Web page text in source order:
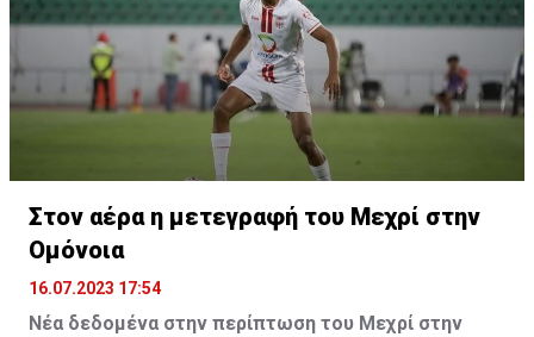
Στον αέρα η μετεγραφή του Μεχρί στην
Ομόνοια
16.07.2023 17:54
Νέα δεδομένα στην περίπτωση του Μεχρί στην